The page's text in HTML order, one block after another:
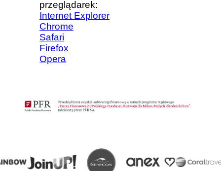
przeglądarek:
Internet Explorer
Chrome
Safari
Firefox
Opera